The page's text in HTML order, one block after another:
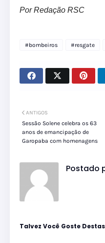
Por Redação RSC
#bombeiros #resgate
ANTIGOS
Sessão Solene celebra os 63
anos de emancipação de
Garopaba com homenagens
Postado
Talvez Você Goste